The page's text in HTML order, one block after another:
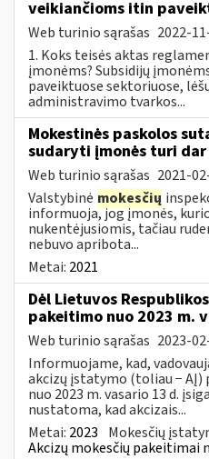
veikiančioms itin
Web turinio sąrašas 2022-
1. Koks teisės aktas
įmonėms? Subsidijų
paveiktuose sektoriuose,
administravimo tvarkos...
Mokestinės paskolos
sudaryti įmonės turi
Web turinio sąrašas 2021-
Valstybinė mokesčių
informuoja, jog įmonės,
nukentėjusiomis, tačiau
nebuvo apribota...
Metai: 2021
Dėl Lietuvos
pakeitimo nuo 2023 m.
Web turinio sąrašas 2023-
Informuojame, kad,
akcizų įstatymo (toliau − AĮ)
nuo 2023 m. vasario 13 d.
nustatoma, kad akcizais...
Metai: 2023 Mokesčių
Akcizų mokesčių pakeitimai